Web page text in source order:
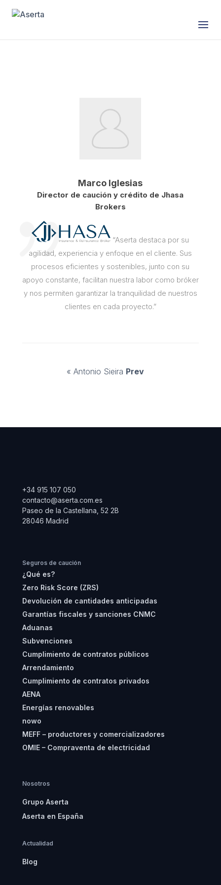
Saltar al contenido
Marco Iglesias
Director de caución y crédito de Jhasa
Brokers
“Aserta destaca por su
agilidad, experiencia y enfoque en el cliente. Sus
procesos eficientes y sostenibles, junto con su
apoyo constante, facilitan nuestra labor como bróker
y nos permiten garantizar la tranquilidad de nuestros
clientes en cada proyecto.”
« Antonio Sieira Prev
+34 915 107 050
contacto@aserta.com.es
Paseo de la Castellana, 52 2B
28046 Madrid
Seguros de caución
¿Qué es?
Zero Risk Score (ZRS)
Devolución de cantidades anticipadas
Garantías fiscales y sanciones CNMC
Aduanas
Subvenciones
Cumplimiento de contratos públicos
Arrendamiento
Cumplimiento de contratos privados
AENA
Energías renovables
nowo
MEFF – productores y comercializadores
OMIE – Compraventa de electricidad
Nosotros
Grupo Aserta
Aserta en España
Actualidad
Blog